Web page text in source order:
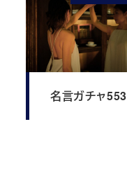
名言ガチャ553